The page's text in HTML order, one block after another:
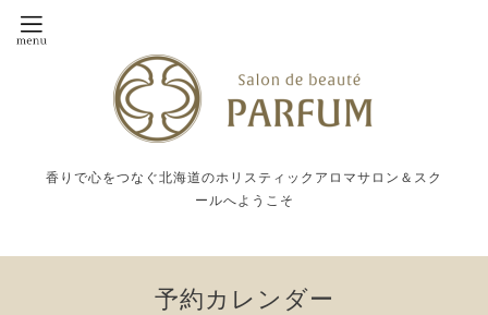
香りで心をつなぐ北海道のホリスティックアロマサロン＆スク
ールへようこそ
予約カレンダー